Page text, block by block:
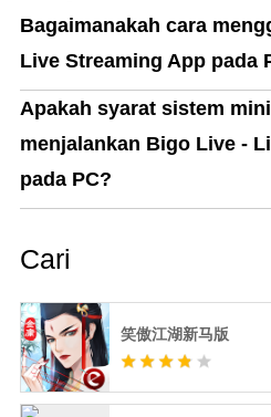
Bagaimanakah cara
Live Streaming App pada
Apakah syarat sistem
menjalankan Bigo Live -
pada PC?
Cari
笑傲江湖新马版